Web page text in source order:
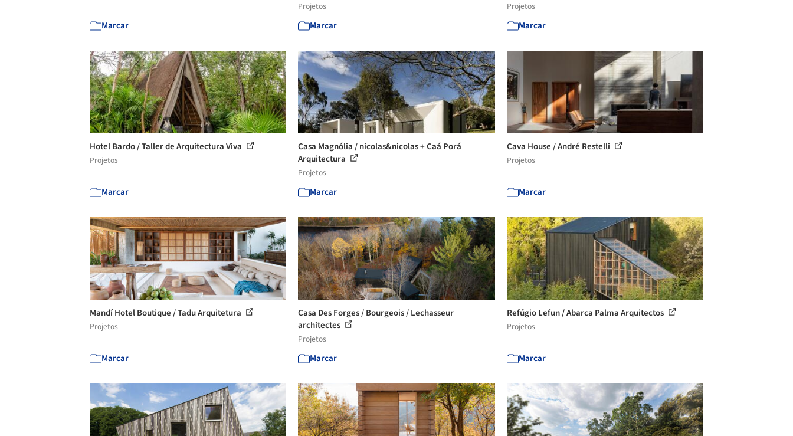
Marcar
Projetos
Marcar
Projetos
Marcar
Hotel Bardo / Taller de Arquitectura Viva
Projetos
Marcar
Casa Magnólia / nicolas&nicolas + Caá Porá
Arquitectura
Projetos
Marcar
Cava House / André Restelli
Projetos
Marcar
Mandí Hotel Boutique / Tadu Arquitetura
Projetos
Marcar
Casa Des Forges / Bourgeois / Lechasseur
architectes
Projetos
Marcar
Refúgio Lefun / Abarca Palma Arquitectos
Projetos
Marcar